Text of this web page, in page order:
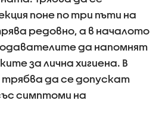
поне по три пъти на
редовно, а в началото
да напомнят
за лична хигиена. В
да се допускат
симптоми на